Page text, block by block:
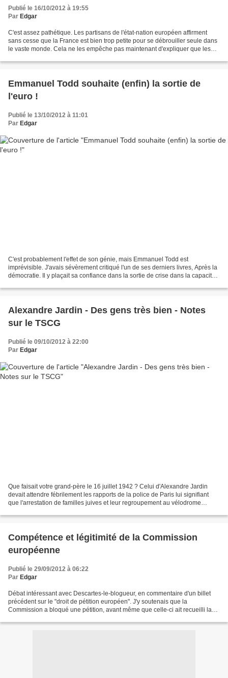
Publié le 16/10/2012 à 19:55
Par Edgar
C'est assez pathétique. Les partisans de l'état-nation européen affirment
sans cesse que la France est bien trop petite pour se débrouiller seule dans
le vaste monde. Cela ne les empêche pas maintenant d'expliquer que les
Emmanuel Todd souhaite (enfin) la sortie de
l'euro !
Publié le 13/10/2012 à 11:01
Par Edgar
C'est probablement l'effet de son génie, mais Emmanuel Todd est
imprévisible. J'avais sévèrement critiqué l'un de ses derniers livres, Après la
démocratie. Il y plaçait sa confiance dans la sortie de crise dans la capacité
Alexandre Jardin - Des gens très bien - Notes
sur le TSCG
Publié le 09/10/2012 à 22:00
Par Edgar
Que faisait votre grand-père le 16 juillet 1942 ? Celui d'Alexandre Jardin
devait attendre fébrilement les rapports de la police de Paris lui signifiant
que l'arrestation de familles juives et leur regroupement au vélodrome
Compétence et légitimité de la Commission
européenne
Publié le 29/09/2012 à 06:22
Par Edgar
Débat intéressant avec Descartes-le-blogueur, en commentaire d'un billet
précédent sur le "droit de pétition européen". J'y soutenais que la
Commission a bloqué une pétition, avant même que celle-ci ait recueilli la